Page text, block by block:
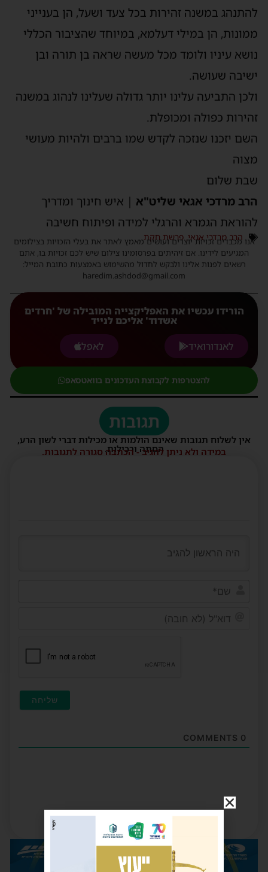
להתנהג במשנה זהירות בכל צעד ושעל, הן בענייני
ממונות, הן במילי דעלמא, במיוחד שהציבור הכללי
נושא עיניו ולומד מכל מעשה שראה בן תורה ובן
ישיבה שעושה.
ולכן התביעה עלינו יותר גדולה שעלינו לנהוג במשנה
זהירות כפולה ומכופלת.
השם יזכנו שנזכה לקדש שמו ברבים ולהיות מעושי
מצוה
שבת שלום
הרב מרדכי אגאי שליט"א | איש חינוך ומדריך
להוראת הגמרא והרגלי למידה ופיתוח חשיבה
הרב מרדכי אגאי,פרשת חקת
אנו מכבדים זכויות יוצרים ועושים מאמץ לאתר את בעלי הזכויות בצילומים
המגיעים לידינו. אם זיהיתים בפרסומינו צילום שיש לכם זכויות בו, אתם
רשאים לפנות אלינו ולבקש לחדול מהשימוש באמצעות כתובת המייל:
haredim.ashdod@gmail.com
הורידו עכשיו את האפליקצייה המובילה של 'חרדים
אשדוד' אליכם לנייד
לאנדורואיד
לאפל
להצטרפות לקבוצת העדכונים בוואטסאפ
תגובות
אין לשלוח תגובות שאינם הולמות או מכילות דברי לשון הרע,
הסתה ורכילות.
במידה ולא ניתן להגיב - הכתבה סגורה לתגובות.
0